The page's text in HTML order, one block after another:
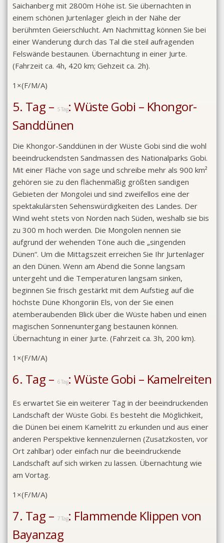
Saichanberg mit 2800m Höhe ist. Sie übernachten in
einem schönen Jurtenlager gleich in der Nähe der
berühmten Geierschlucht. Am Nachmittag können Sie bei
einer Wanderung durch das Tal die steil aufragenden
Felswände bestaunen. Übernachtung in einer Jurte.
(Fahrzeit ca. 4h, 420 km; Gehzeit ca. 2h).
1×(F/M/A)
5. Tag – 5 Tag: Wüste Gobi – Khongor-
Sanddünen
Die Khongor-Sanddünen in der Wüste Gobi sind die wohl
beeindruckendsten Sandmassen des Nationalparks Gobi.
Mit einer Fläche von sage und schreibe mehr als 900 km²
gehören sie zu den flächenmäßig größten sandigen
Gebieten der Mongolei und sind zweifellos eine der
spektakulärsten Sehenswürdigkeiten des Landes. Der
Wind weht stets von Norden nach Süden, weshalb sie bis
zu 300 m hoch werden. Die Mongolen nennen sie
aufgrund der wehenden Töne auch die „singenden
Dünen“. Um die Mittagszeit erreichen Sie Ihr Jurtenlager
an den Dünen. Wenn am Abend die Sonne langsam
untergeht und die Temperaturen langsam sinken,
beginnen Sie frisch gestärkt mit dem Aufstieg auf die
höchste Düne Khongoriin Els, von der Sie einen
atemberaubenden Blick über die Wüste haben und einen
magischen Sonnenuntergang bestaunen können.
Übernachtung in einer Jurte. (Fahrzeit ca. 3h, 200 km).
1×(F/M/A)
6. Tag – 6 Tag: Wüste Gobi – Kamelreiten
Es erwartet Sie ein weiterer Tag in der beeindruckenden
Landschaft der Wüste Gobi. Es besteht die Möglichkeit,
die Dünen bei einem Kamelritt zu erkunden und aus einer
anderen Perspektive kennenzulernen (Zusatzkosten, vor
Ort zahlbar) oder einfach nur die beeindruckende
Landschaft auf sich wirken zu lassen. Übernachtung wie
am Vortag.
1×(F/M/A)
7. Tag – 7 Tag: Flammende Klippen von
Bayanzag